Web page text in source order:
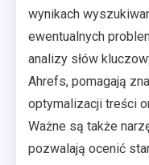
wynikach
ewentualnych
analizy słów
Ahrefs, pomagają
optymalizacji treści
Ważne są także
pozwalają ocenić